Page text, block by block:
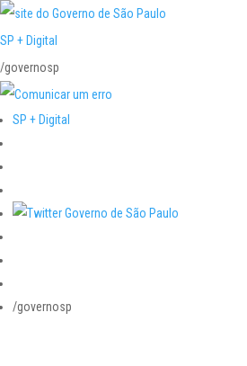
SP + Digital
/governosp
SP + Digital
/governosp